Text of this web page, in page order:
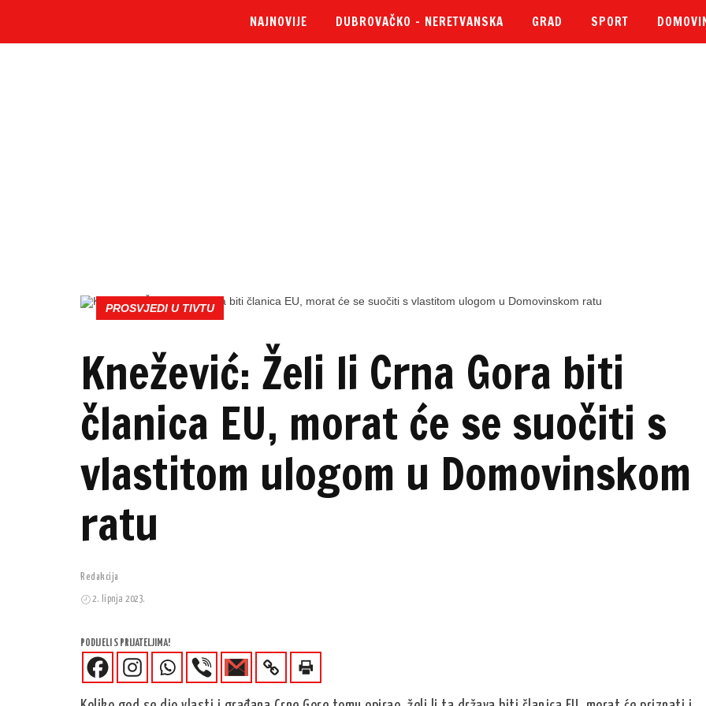
NAJNOVIJE DUBROVAČKO – NERETVANSKA GRAD SPORT
PROSVJEDI U TIVTU
Knežević: Želi li Crna Gora biti
članica EU, morat će se suočiti s
vlastitom ulogom u Domovinskom
ratu
Redakcija
2. lipnja 2023.
PODIJELI S PRIJATELJIMA!